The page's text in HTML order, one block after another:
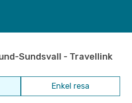
Sundsvall - Travellink
Enkel resa